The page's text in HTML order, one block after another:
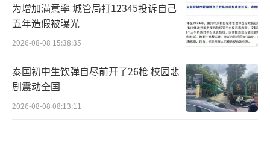
为增加满意率 城管局打12345投诉自己
五年造假被曝光
2026-08-08 15:38:35
泰国初中生饮弹自尽前开了26枪 校园悲
剧震动全国
2026-08-08 08:13:11